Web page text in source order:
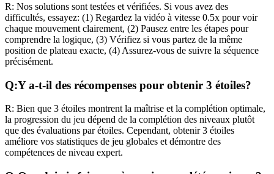
R: Nos solutions sont testées et vérifiées. Si vous avez des
difficultés, essayez: (1) Regardez la vidéo à vitesse 0.5x pour voir
chaque mouvement clairement, (2) Pausez entre les étapes pour
comprendre la logique, (3) Vérifiez si vous partez de la même
position de plateau exacte, (4) Assurez-vous de suivre la séquence
précisément.
Q:Y a-t-il des récompenses pour obtenir 3 étoiles?
R: Bien que 3 étoiles montrent la maîtrise et la complétion optimale,
la progression du jeu dépend de la complétion des niveaux plutôt
que des évaluations par étoiles. Cependant, obtenir 3 étoiles
améliore vos statistiques de jeu globales et démontre des
compétences de niveau expert.